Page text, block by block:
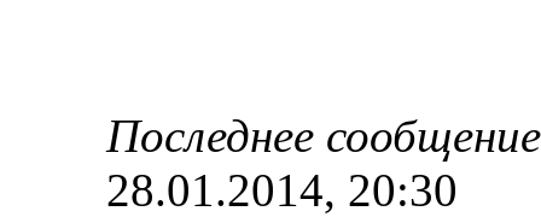
Последнее
28.01.2014, 20:30